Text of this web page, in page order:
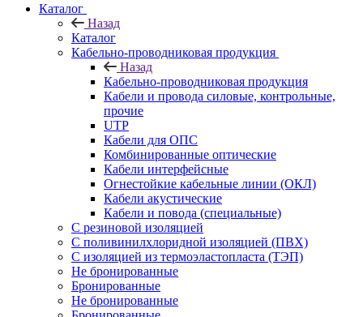
Каталог
Назад
Каталог
Кабельно-проводниковая продукция
Назад
Кабельно-проводниковая продукция
Кабели и провода силовые, контрольные,
прочие
UTP
Кабели для ОПС
Комбинированные оптические
Кабели интерфейсные
Огнестойкие кабельные линии (ОКЛ)
Кабели акустические
Кабели и повода (специальные)
С резиновой изоляцией
С поливинилхлоридной изоляцией (ПВХ)
С изоляцией из термоэластопласта (ТЭП)
Не бронированные
Бронированные
Не бронированные